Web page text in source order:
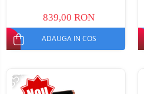
SIM
839,00 RON
ADAUGA IN COS
-35%